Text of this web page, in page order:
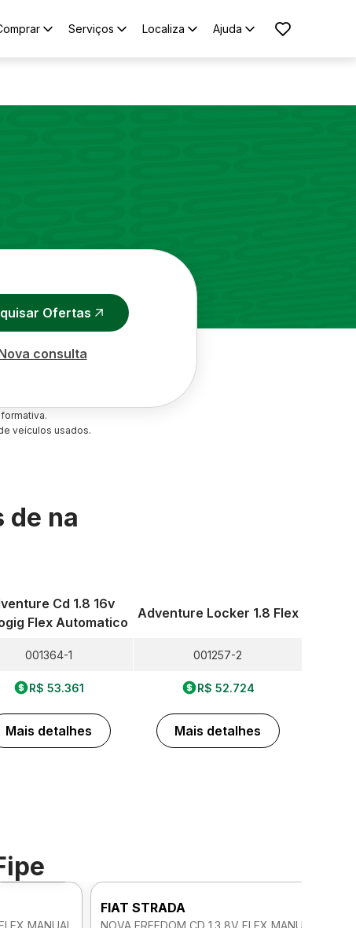
Serviços Localiza Ajuda
Ofertas
consulta
veículos usados.
de na
Cd 1.8 16v
Flex Automatico
001364-1
R$ 53.361
Mais detalhes
Adventure Locker 1.8 Flex
001257-2
R$ 52.724
Mais detalhes
Foto 360º
MANUAL
FIAT STRADA
NOVA FREEDOM CD 1.3 8V FLEX MANUAL